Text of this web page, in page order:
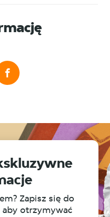
Zapisz się do
aby otrzymywać